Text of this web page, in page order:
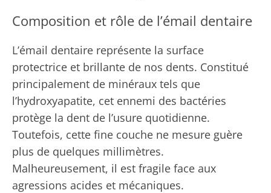
Composition et rôle de l’émail dentaire
L’émail dentaire représente la surface
protectrice et brillante de nos dents. Constitué
principalement de minéraux tels que
l’hydroxyapatite, cet ennemi des bactéries
protège la dent de l’usure quotidienne.
Toutefois, cette fine couche ne mesure guère
plus de quelques millimètres.
Malheureusement, il est fragile face aux
agressions acides et mécaniques.